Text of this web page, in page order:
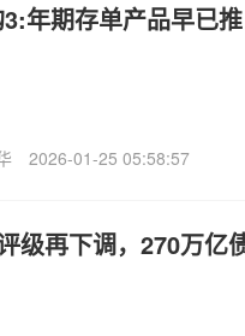
年期存单产品早已
2026-01-25 05:58:57
级再下调，270万亿